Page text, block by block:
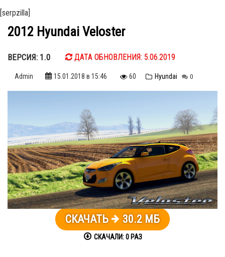
[serpzilla]
2012 Hyundai Veloster
ВЕРСИЯ: 1.0 ДАТА ОБНОВЛЕНИЯ: 5.06.2019
Admin 15.01.2018 в 15:46 60 Hyundai 0
СКАЧАТЬ 30.2 МБ
СКАЧАЛИ:0РАЗ